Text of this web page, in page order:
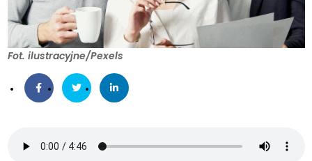
Fot. ilustracyjne/Pexels